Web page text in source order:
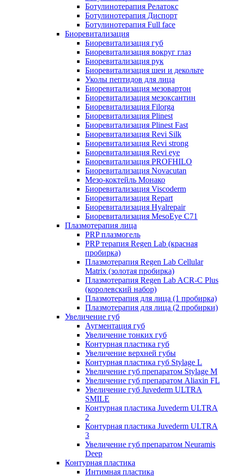
Ботулинотерапия Релатокс
Ботулинотерапия Диспорт
Ботулинотерапия Full face
Биоревитализация
Биоревитализация губ
Биоревитализация вокруг глаз
Биоревитализация рук
Биоревитализация шеи и декольте
Уколы пептидов для лица
Биоревитализация мезовартон
Биоревитализация мезоксантин
Биоревитализация Filorga
Биоревитализация Plinest
Биоревитализация Plinest Fast
Биоревитализация Revi Silk
Биоревитализация Revi strong
Биоревитализация Revi eye
Биоревитализация PROFHILO
Биоревитализация Novacutan
Мезо-коктейль Монако
Биоревитализация Viscoderm
Биоревитализация Repart
Биоревитализация Hyalrepair
Биоревитализация MesoEye C71
Плазмотерапия лица
PRP плазмогель
PRP терапия Regen Lab (красная
пробирка)
Плазмотерапия Regen Lab Cellular
Matrix (золотая пробирка)
Плазмотерапия Regen Lab ACR-C Plus
(королевский набор)
Плазмотерапия для лица (1 пробирка)
Плазмотерапия для лица (2 пробирки)
Увеличение губ
Аугментация губ
Увеличение тонких губ
Контурная пластика губ
Увеличение верхней губы
Контурная пластика губ Stylage L
Увеличение губ препаратом Stylage M
Увеличение губ препаратом Aliaxin FL
Увеличение губ Juvederm ULTRA
SMILE
Контурная пластика Juvederm ULTRA
2
Контурная пластика Juvederm ULTRA
3
Увеличение губ препаратом Neuramis
Deep
Контурная пластика
Интимная пластика